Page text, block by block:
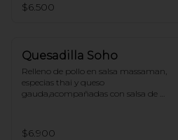
$6.500
Quesadilla Soho
Relleno de pollo en salsa massaman,
especias thai y queso
gauda,acompañadas con salsa de
$6.900